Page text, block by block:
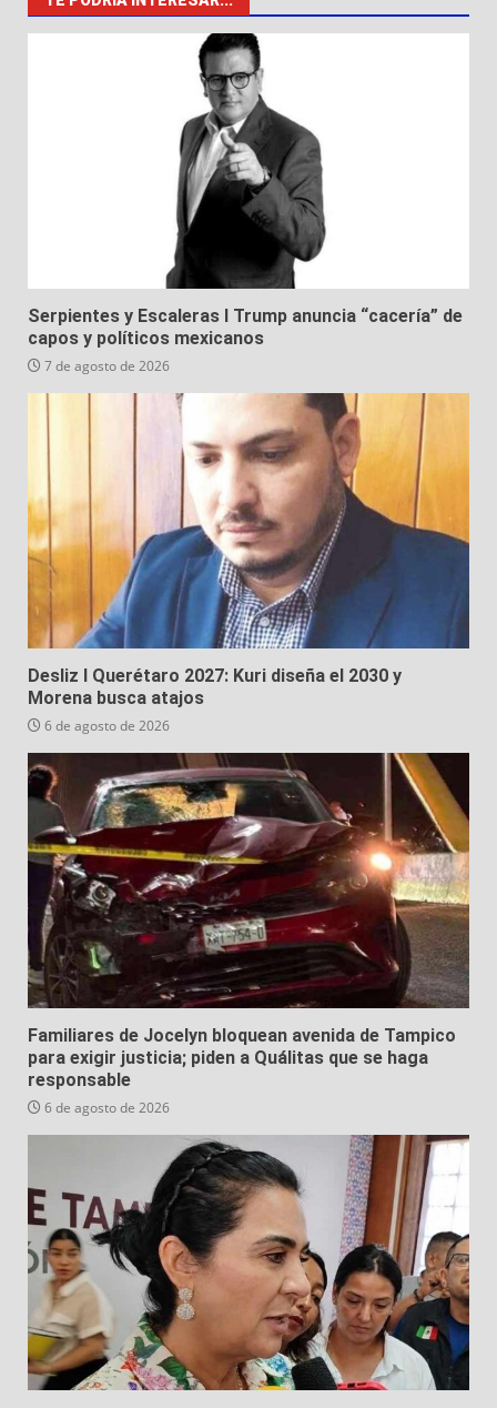
Serpientes y Escaleras I Trump anuncia “cacería” de
capos y políticos mexicanos
7 de agosto de 2026
Desliz I Querétaro 2027: Kuri diseña el 2030 y
Morena busca atajos
6 de agosto de 2026
Familiares de Jocelyn bloquean avenida de Tampico
para exigir justicia; piden a Quálitas que se haga
responsable
6 de agosto de 2026